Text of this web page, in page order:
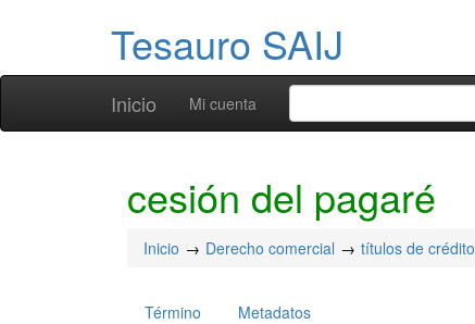
Tesauro SAIJ
Inicio Mi cuenta
cesión del pagaré
Inicio Derecho comercial títulos de crédito
Término Metadatos